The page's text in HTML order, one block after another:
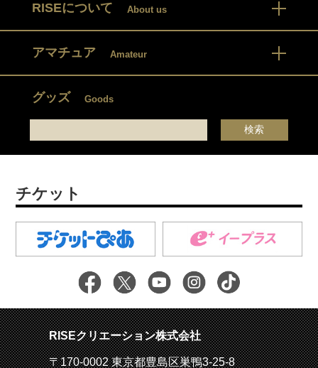
RISEについて About us
アマチュア Amateur
グッズ Goods
チケット
RISEクリエーション株式会社
〒170-0002 東京都豊島区巣鴨3-25-8